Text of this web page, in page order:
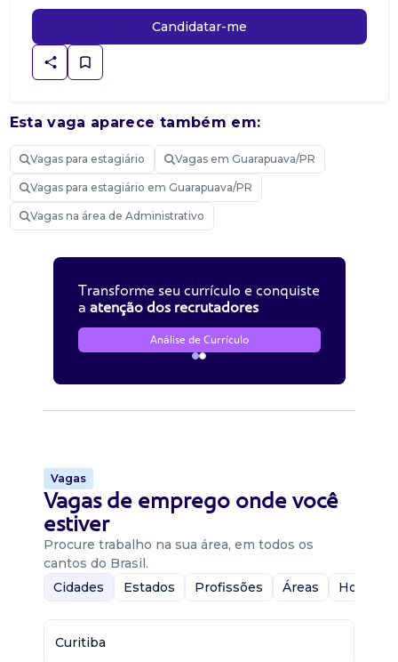
Candidatar-me
Esta vaga aparece também em:
Vagas para estagiário Vagas em Guarapuava/PR
Vagas para estagiário em Guarapuava/PR
Vagas na área de Administrativo
Transforme seu currículo e conquiste
a atenção dos recrutadores
Análise de Currículo
Vagas
Vagas de emprego onde você
estiver
Procure trabalho na sua área, em todos os
cantos do Brasil.
Cidades
Estados Profissões Áreas Home-
Curitiba